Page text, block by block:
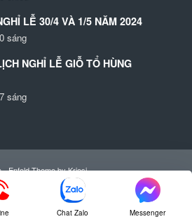
LỄ 30/4 VÀ 1/5 NĂM 2024
sáng
NGHỈ LỄ GIỖ TỔ HÙNG
sáng
-Enfold Theme by Kriesi
phẩm Dịch vụ gia công Tài liệu
hệ Bảng giá cập nhật
Chat Zalo Messenger